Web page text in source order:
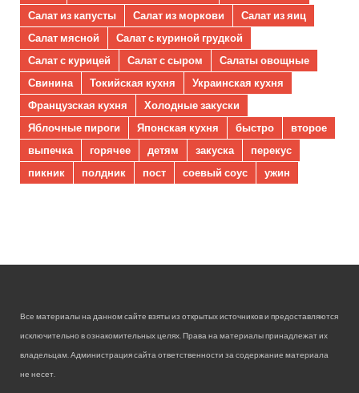
Салат из капусты
Салат из моркови
Салат из яиц
Салат мясной
Салат с куриной грудкой
Салат с курицей
Салат с сыром
Салаты овощные
Свинина
Токийская кухня
Украинская кухня
Французская кухня
Холодные закуски
Яблочные пироги
Японская кухня быстро
второе
выпечка
горячее детям закуска
перекус
пикник
полдник пост соевый соус ужин
Все материалы на данном сайте взяты из открытых источников и предоставляются
исключительно в ознакомительных целях. Права на материалы принадлежат их
владельцам. Администрация сайта ответственности за содержание материала
не несет.